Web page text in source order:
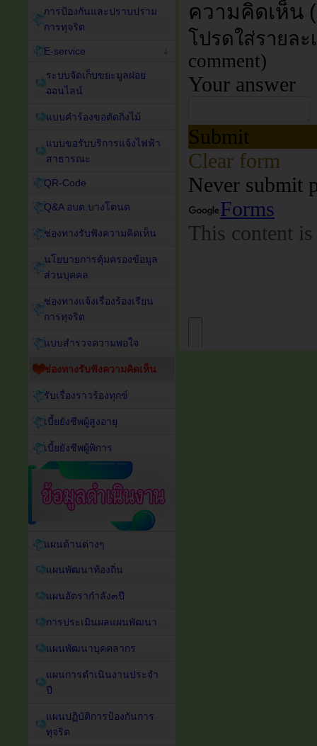
การป้องกันและปราบปราม
การทุจริต
E-service
ระบบจัดเก็บขยะมูลฝอย
ออนไลน์
แบบคำร้องขอตัดกิ่งไม้
แบบขอรับบริการแจ้งไฟฟ้า
สาธารณะ
QR-Code
Q&A อบต.บางโตนด
ช่องทางรับฟังความคิดเห็น
นโยบายการคุ้มครองข้อมูล
ส่วนบุคคล
ช่องทางแจ้งเรื่องร้องเรียน
การทุจริต
แบบสำรวจความพอใจ
ช่องทางรับฟังความคิดเห็น
รับเรื่องราวร้องทุกข์
เบี้ยยังชีพผู้สูงอายุ
เบี้ยยังชีพผู้พิการ
แผนด้านต่างๆ
แผนพัฒนาท้องถิ่น
แผนอัตรากำลัง๓ปี
การประเมินผลแผนพัฒนา
แผนพัฒนาบุคคลากร
แผนการดำเนินงานประจำ
ปี
แผนปฏิบัติการป้องกันการ
ทุจริต